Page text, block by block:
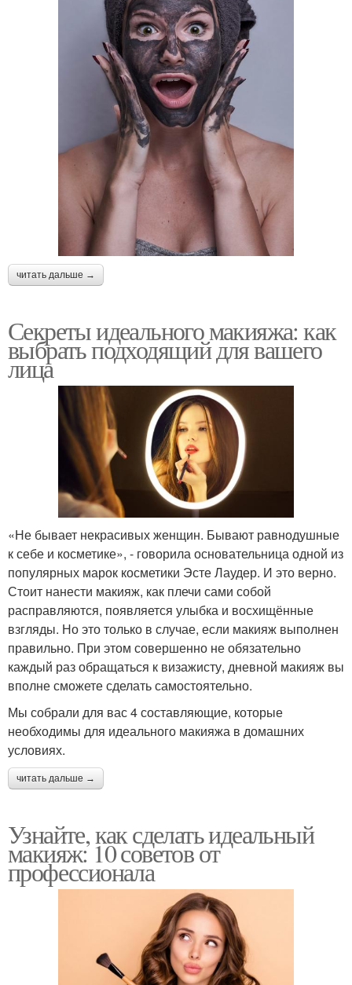
читать дальше →
Секреты идеального макияжа: как
выбрать подходящий для вашего
лица
«Не бывает некрасивых женщин. Бывают равнодушные
к себе и косметике», - говорила основательница одной из
популярных марок косметики Эсте Лаудер. И это верно.
Стоит нанести макияж, как плечи сами собой
расправляются, появляется улыбка и восхищённые
взгляды. Но это только в случае, если макияж выполнен
правильно. При этом совершенно не обязательно
каждый раз обращаться к визажисту, дневной макияж вы
вполне сможете сделать самостоятельно.
Мы собрали для вас 4 составляющие, которые
необходимы для идеального макияжа в домашних
условиях.
читать дальше →
Узнайте, как сделать идеальный
макияж: 10 советов от
профессионала